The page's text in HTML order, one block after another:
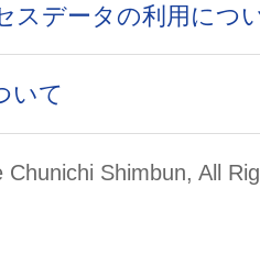
スデータの利用につ
いて
Shimbun, All